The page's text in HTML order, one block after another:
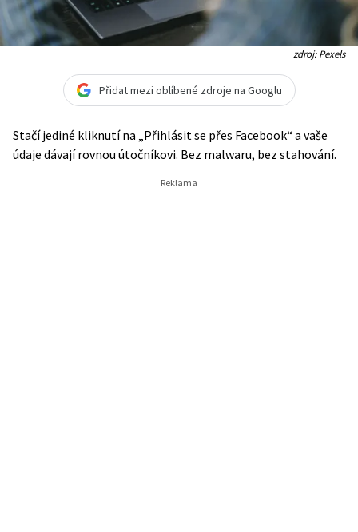
zdroj: Pexels
Přidat mezi oblíbené zdroje na Googlu
Stačí jediné kliknutí na „Přihlásit se přes Facebook“ a vaše
údaje dávají rovnou útočníkovi. Bez malwaru, bez stahování.